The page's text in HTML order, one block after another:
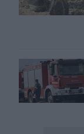
Άμεση κι